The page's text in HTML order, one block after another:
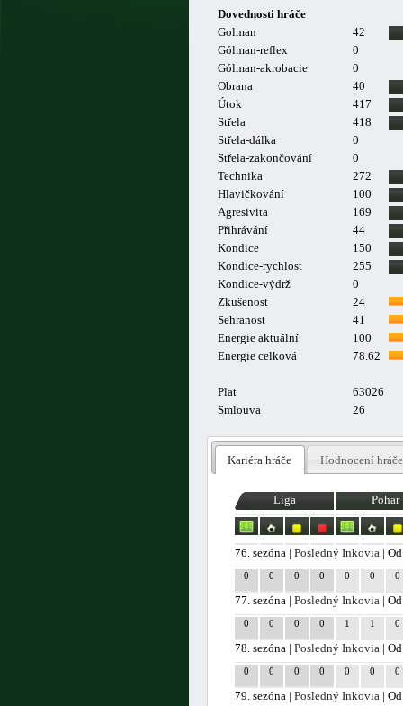
Dovednosti hráče
Golman
42
Gólman-reflex
0
Gólman-akrobacie
0
Obrana
40
Útok
417
Střela
418
Střela-dálka
0
Střela-zakončování
0
Technika
272
Hlavičkování
100
Agresivita
169
Přihrávání
44
Kondice
150
Kondice-rychlost
255
Kondice-výdrž
0
Zkušenost
24
Sehranost
41
Energie aktuální
100
Energie celková
78.62
Plat
63026
Smlouva
26
Kariéra hráče Hodnocení hráče
Liga Pohar
76. sezóna |Posledný Inkovia |
0 0 0 0 0 0 0
77. sezóna |Posledný Inkovia |
0 0 0 0 1 1 0
78. sezóna |Posledný Inkovia |
0 0 0 0 0 0 0
79. sezóna |Posledný Inkovia |